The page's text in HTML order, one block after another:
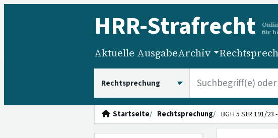
HRR-Strafrecht
für
Aktuelle AusgabeArchiv
Startseite Rechtsprechung BGH 5 StR 191/23